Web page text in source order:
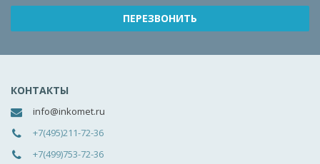
КОНТАКТЫ
info@inkomet.ru
+7(495)211-72-36
+7(499)753-72-36